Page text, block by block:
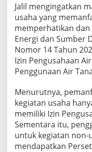
Jalil mengingatkan
usaha yang
memperhatikan
Energi dan Sumber
Nomor 14 Tahun
Izin Pengusahaan
Penggunaan Air
Menurutnya,
kegiatan usaha
memiliki Izin
Sementara itu,
untuk kegiatan
mendapatkan